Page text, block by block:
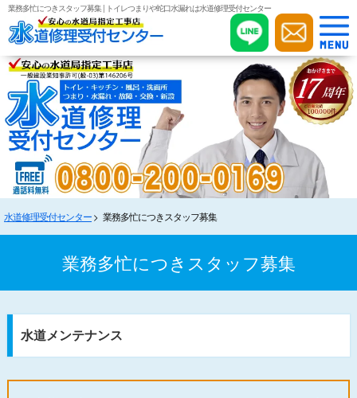
業務多忙につきスタッフ募集 | トイレつまりや蛇口水漏れは水道修理受付センター
水道修理受付センター 業務多忙につきスタッフ募集
業務多忙につきスタッフ募集
水道メンテナンス